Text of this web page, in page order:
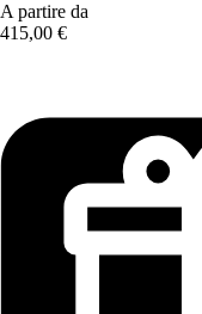
A partire da
415,00 €